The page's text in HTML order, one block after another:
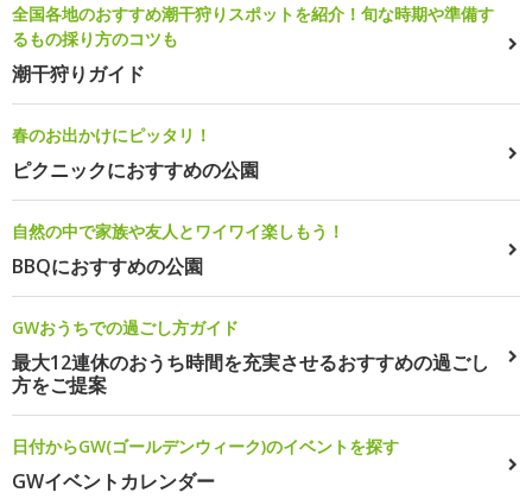
全国各地のおすすめ潮干狩りスポットを紹介！旬な時期や準備す
るもの採り方のコツも
潮干狩りガイド
春のお出かけにピッタリ！
ピクニックにおすすめの公園
自然の中で家族や友人とワイワイ楽しもう！
BBQにおすすめの公園
GWおうちでの過ごし方ガイド
最大12連休のおうち時間を充実させるおすすめの過ごし
方をご提案
日付からGW(ゴールデンウィーク)のイベントを探す
GWイベントカレンダー